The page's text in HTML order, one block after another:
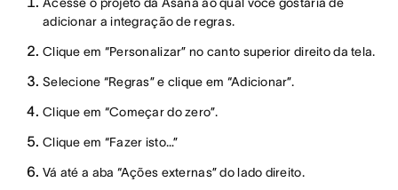
adicionar a integração de regras.
Clique em “Personalizar” no canto superior direito da tela.
Selecione “Regras” e clique em “Adicionar”.
Clique em “Começar do zero”.
Clique em “Fazer isto…”
Vá até a aba “Ações externas” do lado direito.